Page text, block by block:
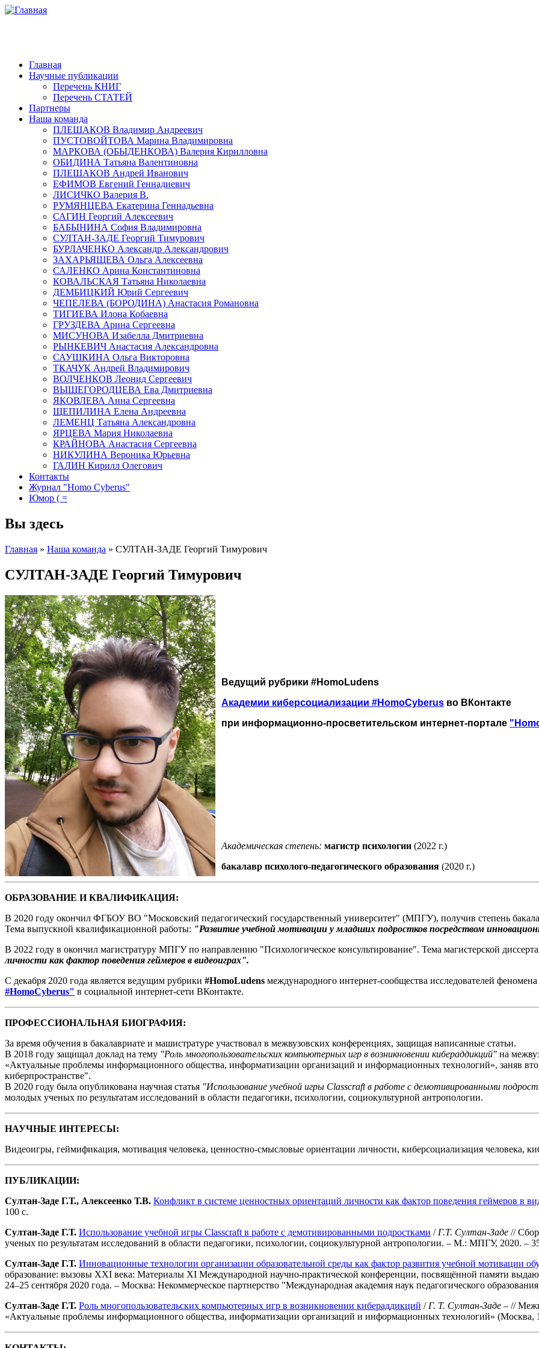
Главная
Научные публикации
Перечень КНИГ
Перечень СТАТЕЙ
Партнеры
Наша команда
ПЛЕШАКОВ Владимир Андреевич
ПУСТОВОЙТОВА Марина Владимировна
МАРКОВА (ОБЫДЕНКОВА) Валерия Кирилловна
ОБИДИНА Татьяна Валентиновна
ПЛЕШАКОВ Андрей Иванович
ЕФИМОВ Евгений Геннадиевич
ЛИСИЧКО Валерия В.
РУМЯНЦЕВА Екатерина Геннадьевна
САГИН Георгий Алексеевич
БАБЫНИНА София Владимировна
СУЛТАН-ЗАДЕ Георгий Тимурович
БУРЛАЧЕНКО Александр Александрович
ЗАХАРЬЯЩЕВА Ольга Алексеевна
САЛЕНКО Арина Константиновна
КОВАЛЬСКАЯ Татьяна Николаевна
ДЕМБИЦКИЙ Юрий Сергеевич
ЧЕПЕЛЕВА (БОРОДИНА) Анастасия Романовна
ТИГИЕВА Илона Кобаевна
ГРУЗДЕВА Арина Сергеевна
МИСУНОВА Изабелла Дмитриевна
РЫНКЕВИЧ Анастасия Александровна
САУШКИНА Ольга Викторовна
ТКАЧУК Андрей Владимирович
ВОЛЧЕНКОВ Леонид Сергеевич
ВЫШЕГОРОДЦЕВА Ева Дмитриевна
ЯКОВЛЕВА Анна Сергеевна
ЩЕПИЛИНА Елена Андреевна
ЛЕМЕНЦ Татьяна Александровна
ЯРЦЕВА Мария Николаевна
КРАЙНОВА Анастасия Сергеевна
НИКУЛИНА Вероника Юрьевна
ГАЛИН Кирилл Олегович
Контакты
Журнал "Homo Cyberus"
Юмор ( =
Вы здесь
Главная » Наша команда » СУЛТАН-ЗАДЕ Георгий Тимурович
СУЛТАН-ЗАДЕ Георгий Тимурович
Ведущий рубрики #HomoLudens
Академии киберсоциализации #HomoCyberus во ВКонтакте
при информационно-просветительском интернет-портале
Академическая степень: магистр психологии (2022 г.)
бакалавр психолого-педагогического образования (2020 г.)
ОБРАЗОВАНИЕ И КВАЛИФИКАЦИЯ:
В 2020 году окончил ФГБОУ ВО "Московский педагогический государственный университет" (МПГУ), получив степень
Тема выпускной квалификационной работы: "Развитие учебной мотивации у младших подростков посредством
В 2022 году в окончил магистратуру МПГУ по направлению "Психологическое консультирование". Тема магистерской
личности как фактор поведения геймеров в видеоиграх".
С декабря 2020 года является ведущим рубрики #HomoLudens международного интернет-сообщества исследователей
#HomoCyberus" в социальной интернет-сети ВКонтакте.
ПРОФЕССИОНАЛЬНАЯ БИОГРАФИЯ:
За время обучения в бакалавриате и машистратуре участвовал в межвузовских конференциях, защищая написанные статьи.
В 2018 году защищал доклад на тему "Роль многопользовательских компьютерных игр в возникновении кибераддикций" на
«Актуальные проблемы информационного общества, информатизации организаций и информационных технологий», заняв
киберпространстве".
В 2020 году была опубликована научная статья "Использование учебной игры Classcraft в работе с демотивированными
молодых ученых по результатам исследований в области педагогики, психологии, социокультурной антропологии.
НАУЧНЫЕ ИНТЕРЕСЫ:
Видеоигры, геймификация, мотивация человека, ценностно-смысловые ориентации личности, киберсоциализация человека,
ПУБЛИКАЦИИ:
Султан-Заде Г.Т., Алексеенко Т.В. Конфликт в системе ценностных ориентаций личности как фактор поведения геймеров в
100 с.
Султан-Заде Г.Т. Использование учебной игры Classcraft в работе с демотивированными подростками / Г.Т. Султан-Заде //
ученых по результатам исследований в области педагогики, психологии, социокультурной антропологии. – М.: МПГУ, 2020. –
Султан-Заде Г.Т. Инновационные технологии организации образовательной среды как фактор развития учебной мотивации
образование: вызовы XXI века: Материалы XI Международной научно-практической конференции, посвящённой памяти
24–25 сентября 2020 года. – Москва: Некоммерческое партнерство "Международная академия наук педагогического
Султан-Заде Г.Т. Роль многопользовательских компьютерных игр в возникновении кибераддикций / Г. Т. Султан-Заде – //
«Актуальные проблемы информационного общества, информатизации организаций и информационных технологий»